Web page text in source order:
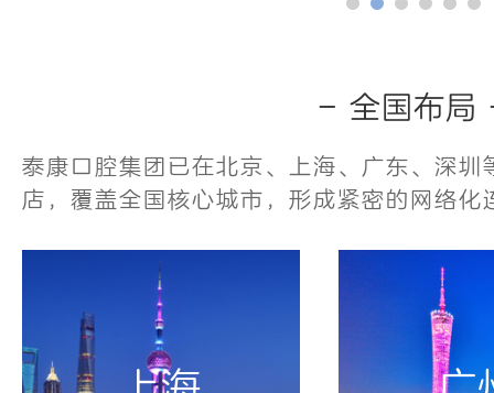
- 全国布
泰康口腔集团已在北京、上海、广东、深
店，覆盖全国核心城市，形成紧密的网络化